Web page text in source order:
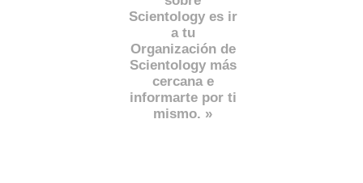
Scientology es ir
a tu
Organización de
Scientology más
cercana e
informarte por ti
mismo. »